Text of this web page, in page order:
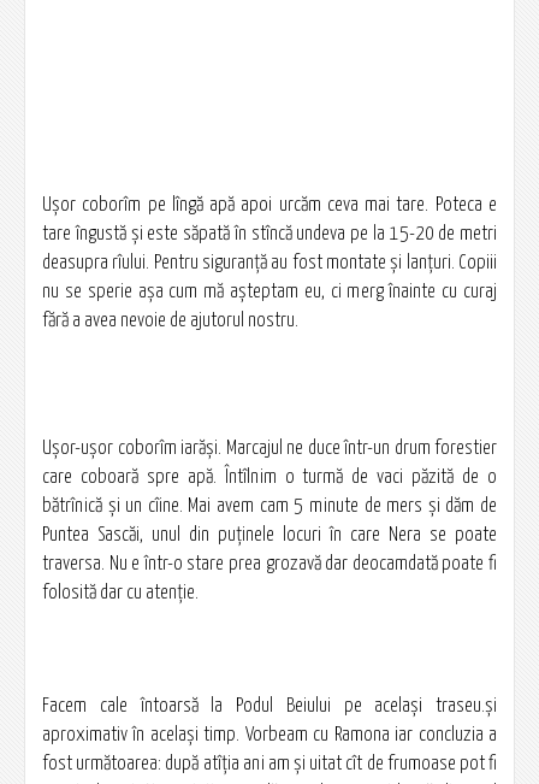
Ușor coborîm pe lîngă apă apoi urcăm ceva mai tare. Poteca e
tare îngustă și este săpată în stîncă undeva pe la 15-20 de metri
deasupra rîului. Pentru siguranță au fost montate și lanțuri. Copiii
nu se sperie așa cum mă așteptam eu, ci merg înainte cu curaj
fără a avea nevoie de ajutorul nostru.
Ușor-ușor coborîm iarăși. Marcajul ne duce într-un drum forestier
care coboară spre apă. Întîlnim o turmă de vaci păzită de o
bătrînică și un cîine. Mai avem cam 5 minute de mers și dăm de
Puntea Sascăi, unul din puținele locuri în care Nera se poate
traversa. Nu e într-o stare prea grozavă dar deocamdată poate fi
folosită dar cu atenție.
Facem cale întoarsă la Podul Beiului pe același traseu.și
aproximativ în același timp. Vorbeam cu Ramona iar concluzia a
fost următoarea: după atîția ani am și uitat cît de frumoase pot fi